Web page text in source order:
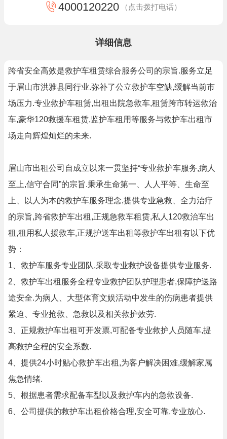
4000120220 （点击拨打电话）
详细信息
跨省安全高效是救护车租赁综合服务公司的宗旨.服务立足
于眉山市洪雅县同行业.弥补了公立救护车空缺,缓解当前市
场压力.专业救护车租赁,出租出院急救车,租赁跨市转运救治
车,豪华120救援车租赁,监护车租用等服务与救护车出租市
场走向辉煌灿烂的未来.
眉山市出租公司自成立以来一贯坚持“专业救护车服务,病人
至上,信守合同”的宗旨.秉承生命第一、人人平等、生命至
上、以人为本的救护车服务理念,提供专业急救、全力治疗
的宗旨,跨省救护车出租,正规急救车租赁,私人120救治车出
租,租用私人援救车,正规护送车出租等救护车出租有以下优
势：
1、救护车服务专业团队,采取专业救护设备提供专业服务.
2、救护车出租服务全程专业救护团队护理患者,保障护送路
途安全.为病人、大型体育文娱活动中发生的伤病患者提供
紧迫、专业抢救、急救以及相关救护效劳.
3、正规救护车出租可开发票,可配备专业救护人员随车,提
高救护全程的安全系数.
4、提供24小时贴心救护车出租,为客户解决困难,缓解家属
焦急情绪.
5、根据患者需求配备车型以及救护车内的急救设备.
6、公司提供的救护车出租价格合理,安全可靠,专业放心.